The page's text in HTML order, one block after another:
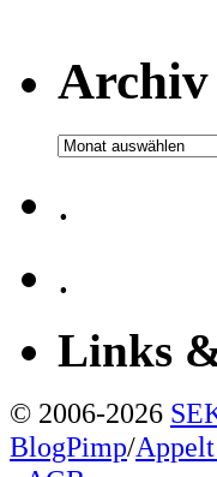
Archiv
Archiv
.
.
Links
© 2006-2026
BlogPimp/